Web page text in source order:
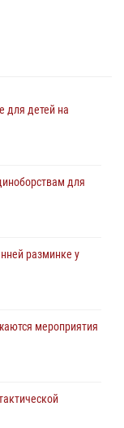
для детей на
для
разминке у
мероприятия